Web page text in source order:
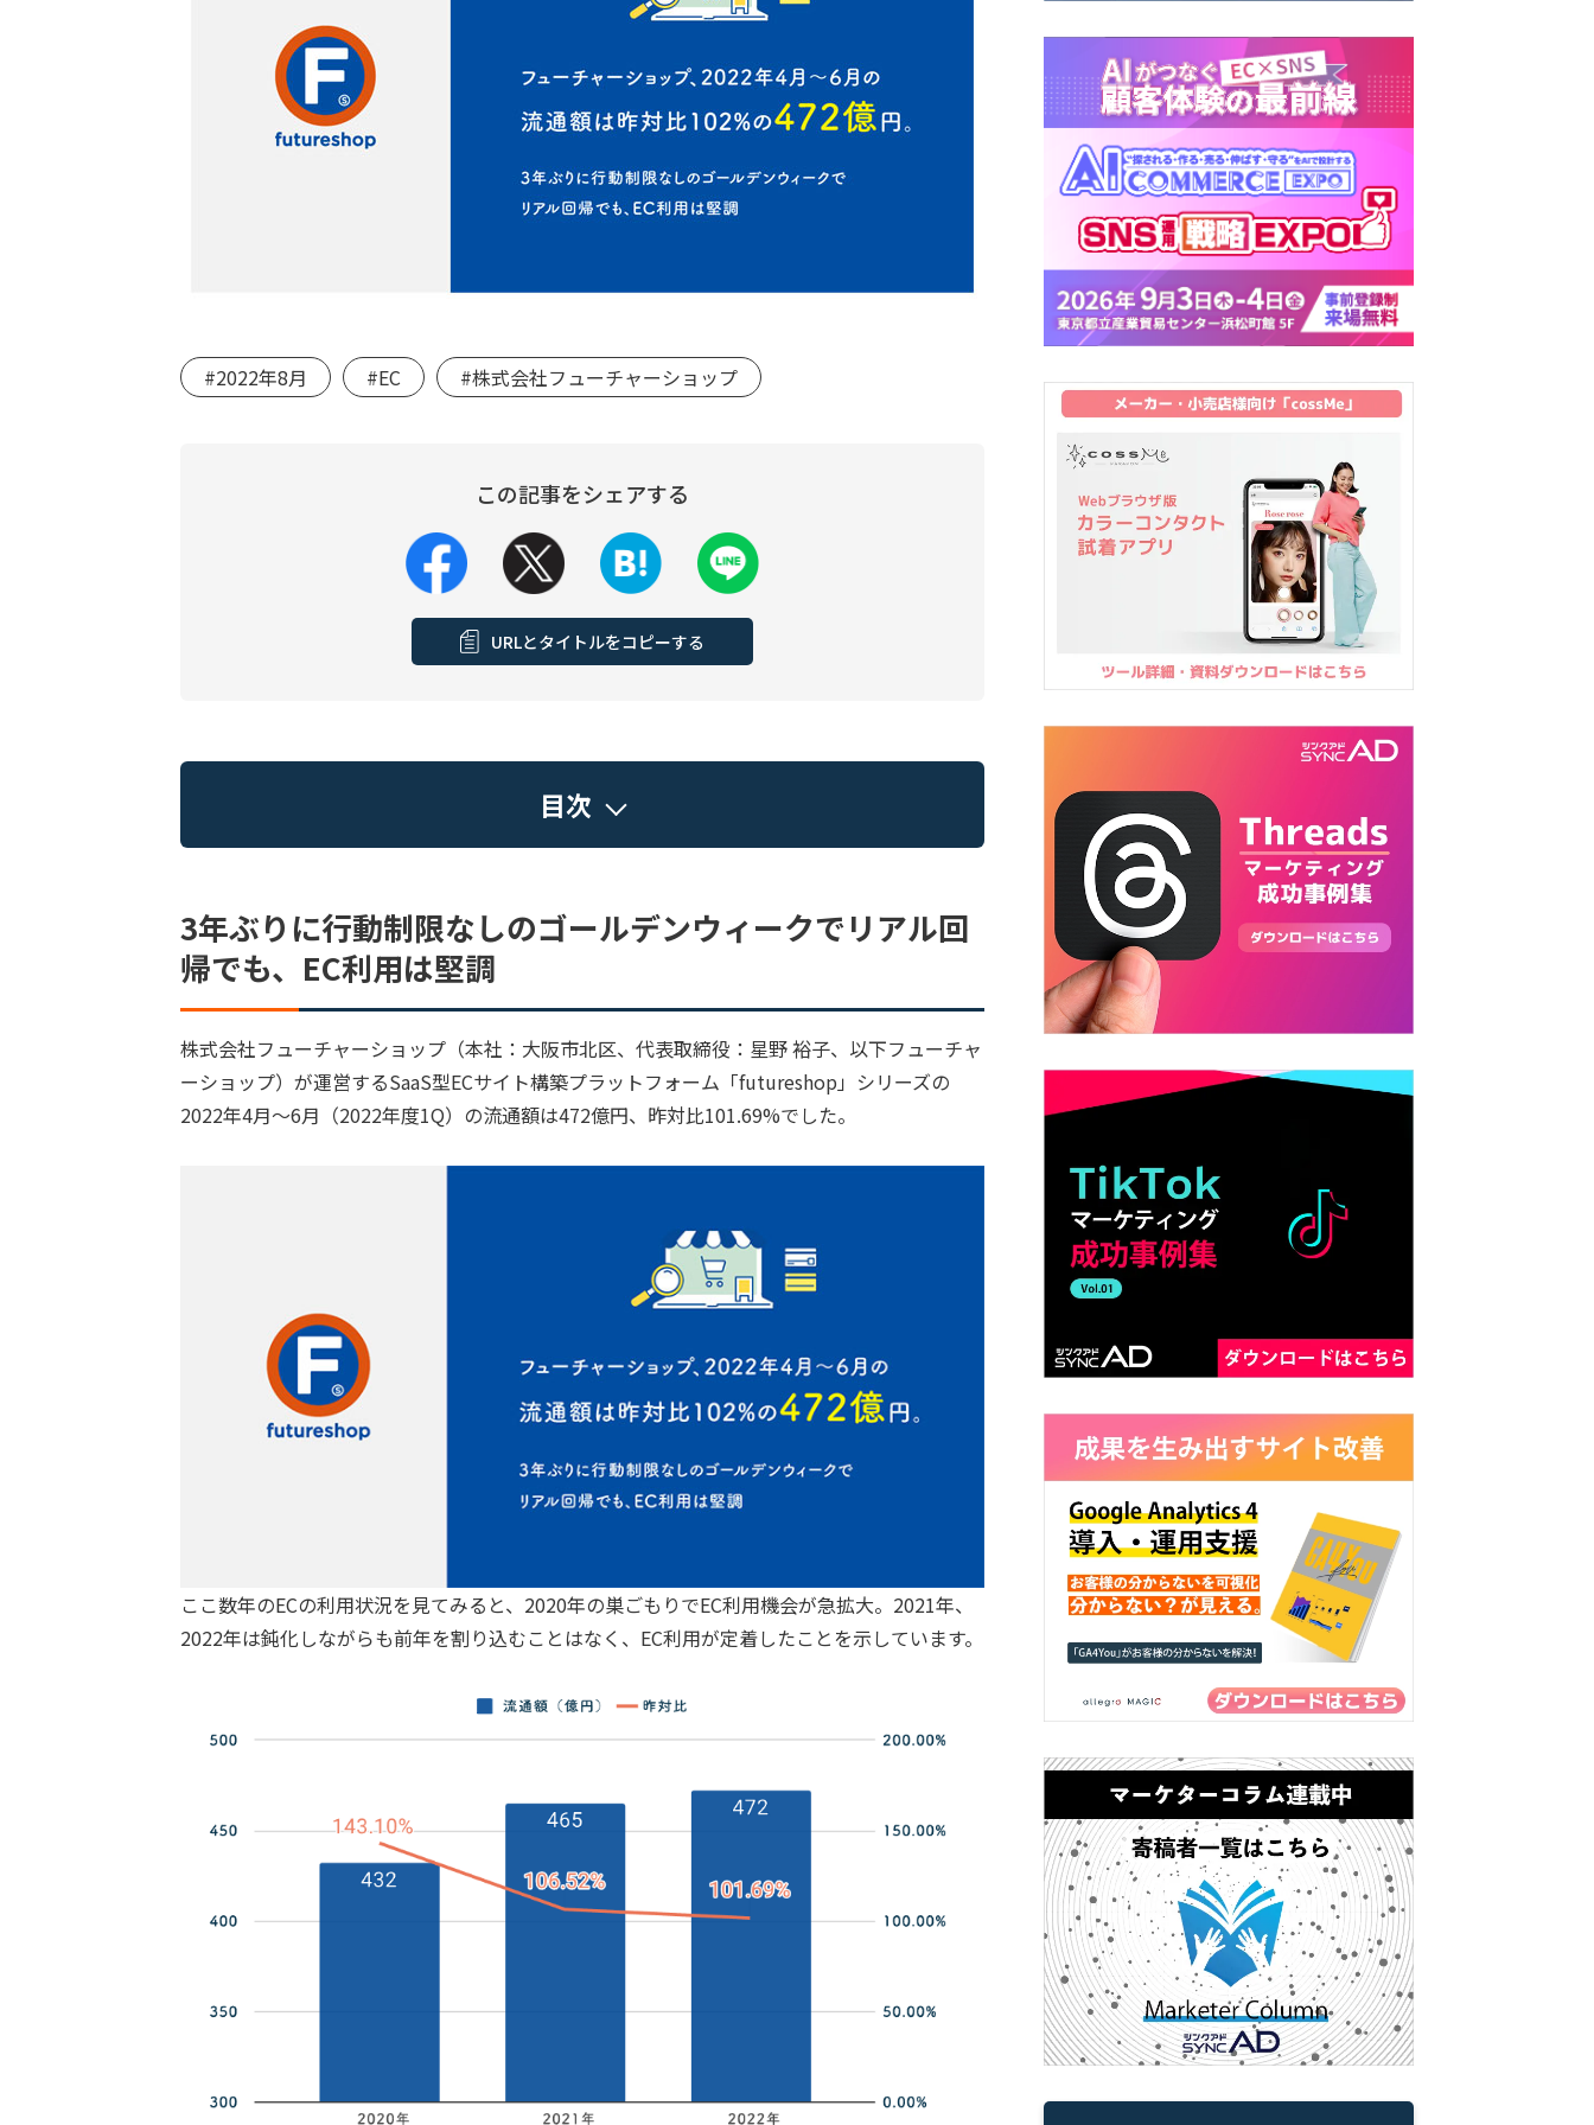
#2022年8月 #EC #株式会社フューチャーショップ
この記事をシェアする
URLとタイトルをコピーする
目次
3年ぶりに行動制限なしのゴールデンウィークでリアル回
帰でも、EC利用は堅調
株式会社フューチャーショップ（本社：大阪市北区、代表取締役：星野 裕子、以下フューチャ
ーショップ）が運営するSaaS型ECサイト構築プラットフォーム「futureshop」シリーズの
2022年4月〜6月（2022年度1Q）の流通額は472億円、昨対比101.69%でした。
ここ数年のECの利用状況を見てみると、2020年の巣ごもりでEC利用機会が急拡大。2021年、
2022年は鈍化しながらも前年を割り込むことはなく、EC利用が定着したことを示しています。